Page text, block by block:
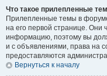
Что такое прилепленные
Прилепленные темы в
на его первой странице. Они
информацию, поэтому вы
и с объявлениями, права на
предоставляются
Вернуться к началу